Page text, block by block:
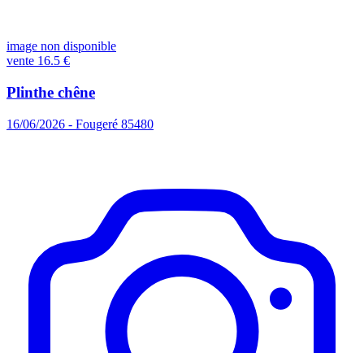
image non disponible
vente 16.5 €
Plinthe chêne
16/06/2026 - Fougeré 85480